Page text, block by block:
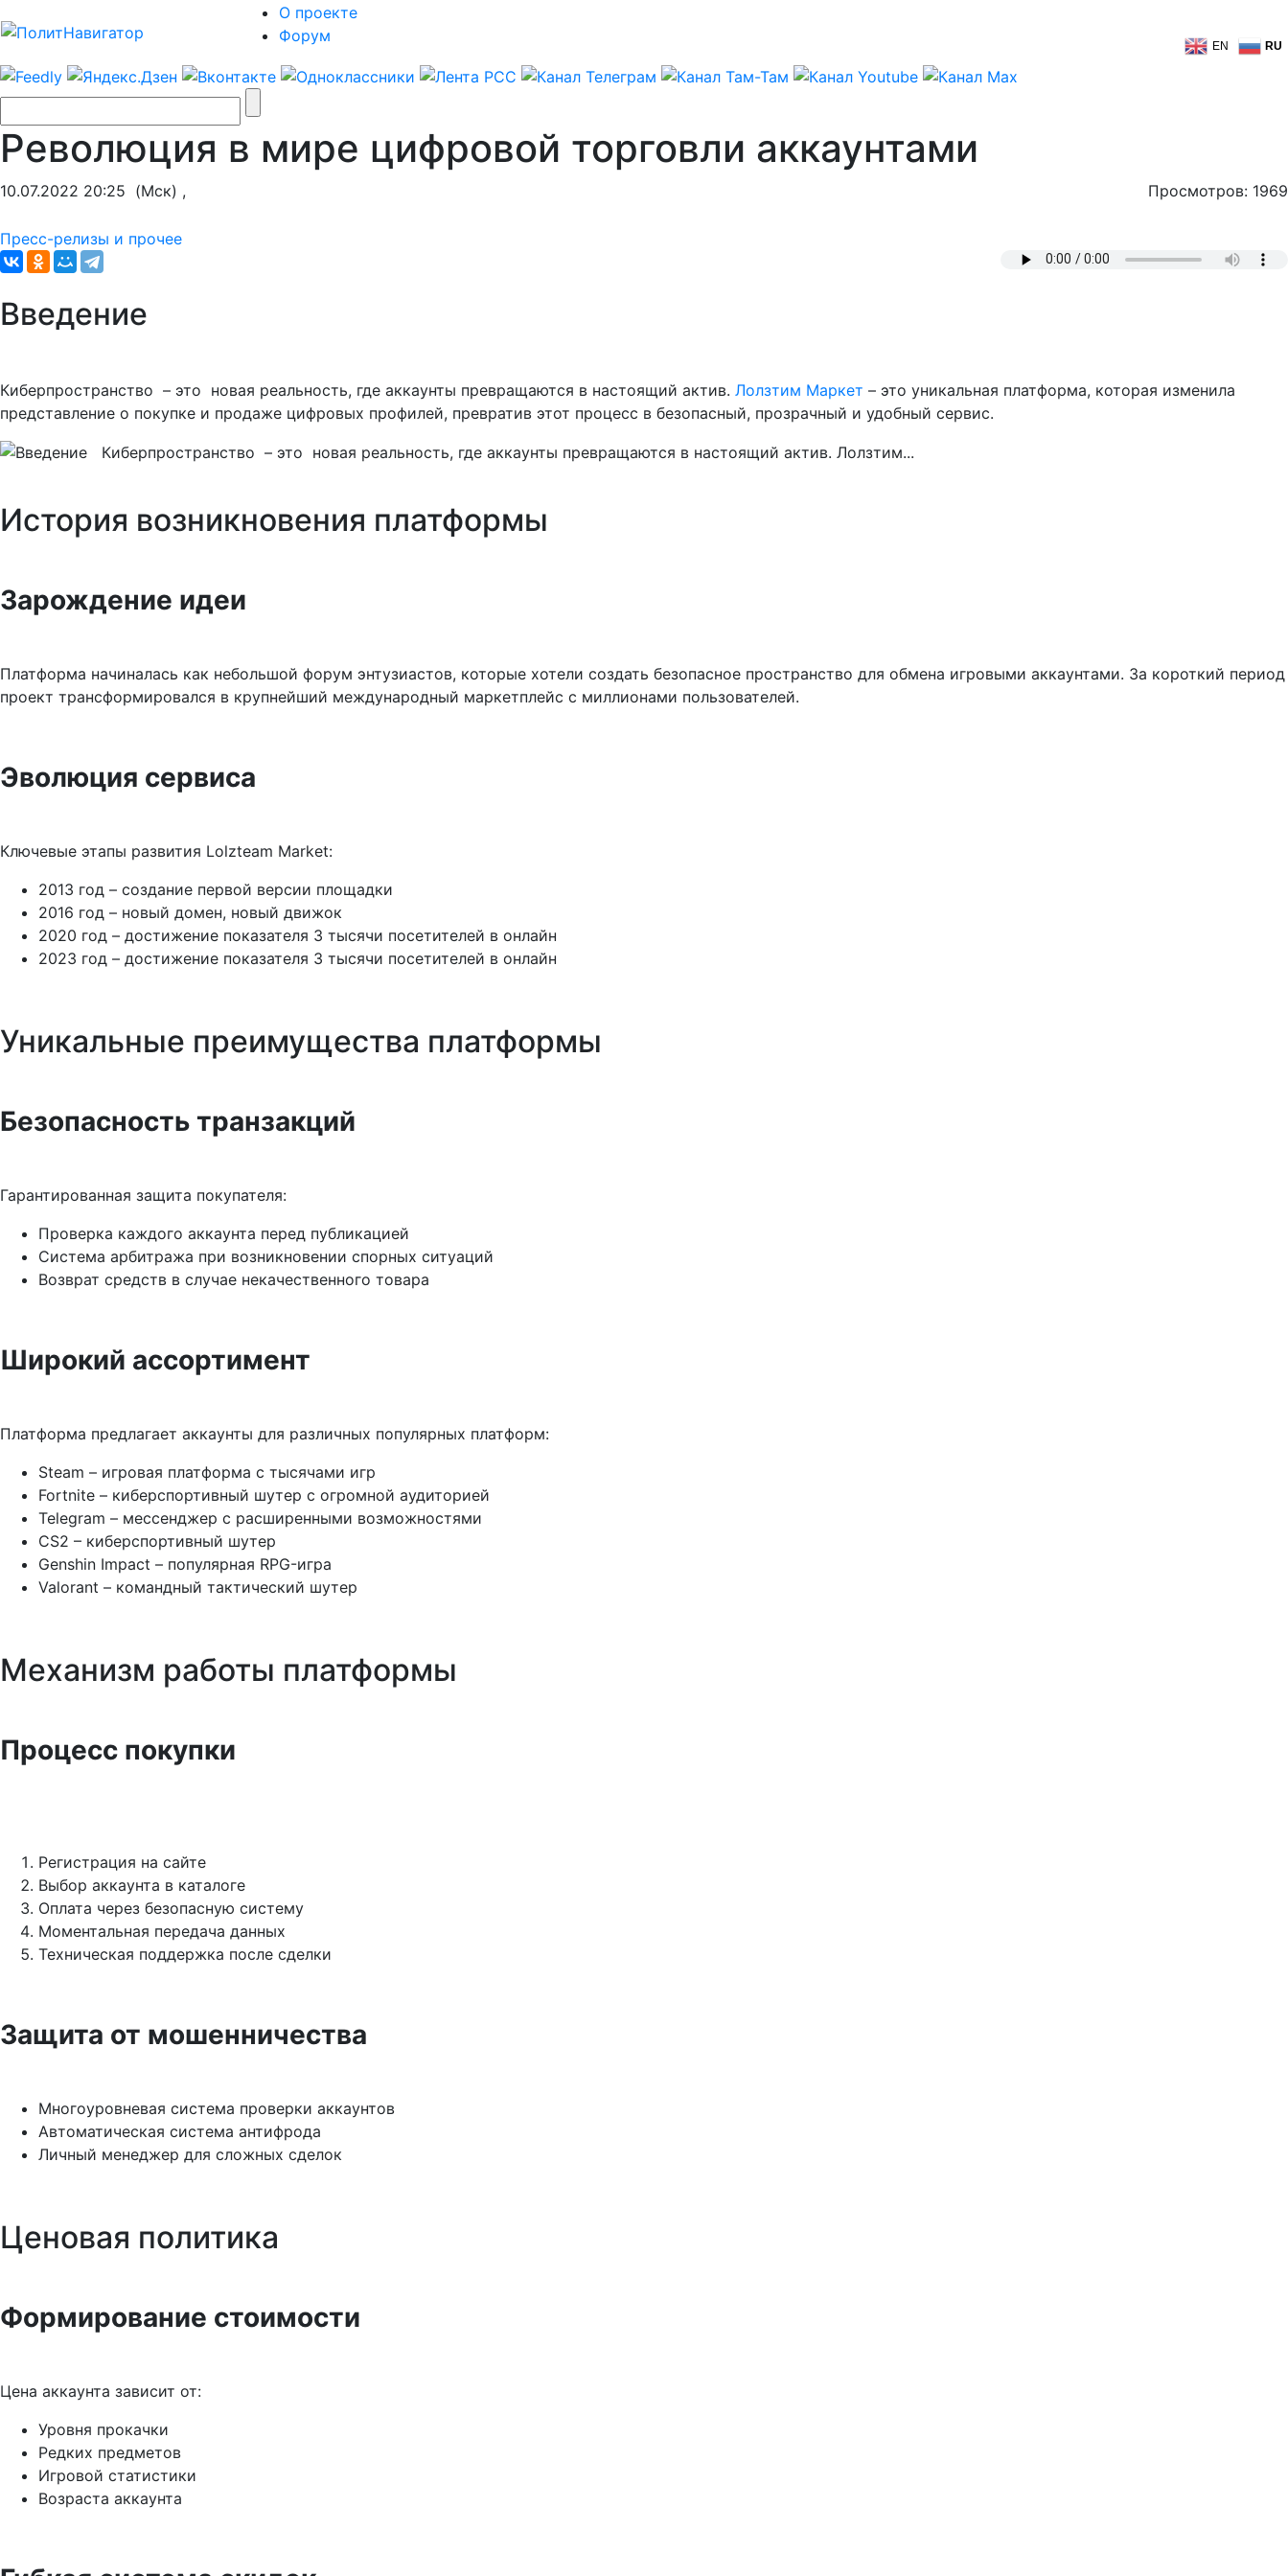
О проекте
Форум
EN RU
Революция в мире цифровой торговли аккаунтами
10.07.2022 20:25 (Мск) , Просмотров: 1969
Пресс-релизы и прочее
Введение
Киберпространство – это новая реальность, где аккаунты превращаются в настоящий актив. Лолзтим Маркет – это уникальная платформа, которая изменила
представление о покупке и продаже цифровых профилей, превратив этот процесс в безопасный, прозрачный и удобный сервис.
История возникновения платформы
Зарождение идеи
Платформа начиналась как небольшой форум энтузиастов, которые хотели создать безопасное пространство для обмена игровыми аккаунтами. За короткий период
проект трансформировался в крупнейший международный маркетплейс с миллионами пользователей.
Эволюция сервиса
Ключевые этапы развития Lolzteam Market:
2013 год – создание первой версии площадки
2016 год – новый домен, новый движок
2020 год – достижение показателя 3 тысячи посетителей в онлайн
2023 год – достижение показателя 3 тысячи посетителей в онлайн
Уникальные преимущества платформы
Безопасность транзакций
Гарантированная защита покупателя:
Проверка каждого аккаунта перед публикацией
Система арбитража при возникновении спорных ситуаций
Возврат средств в случае некачественного товара
Широкий ассортимент
Платформа предлагает аккаунты для различных популярных платформ:
Steam – игровая платформа с тысячами игр
Fortnite – киберспортивный шутер с огромной аудиторией
Telegram – мессенджер с расширенными возможностями
CS2 – киберспортивный шутер
Genshin Impact – популярная RPG-игра
Valorant – командный тактический шутер
Механизм работы платформы
Процесс покупки
Регистрация на сайте
Выбор аккаунта в каталоге
Оплата через безопасную систему
Моментальная передача данных
Техническая поддержка после сделки
Защита от мошенничества
Многоуровневая система проверки аккаунтов
Автоматическая система антифрода
Личный менеджер для сложных сделок
Ценовая политика
Формирование стоимости
Цена аккаунта зависит от:
Уровня прокачки
Редких предметов
Игровой статистики
Возраста аккаунта